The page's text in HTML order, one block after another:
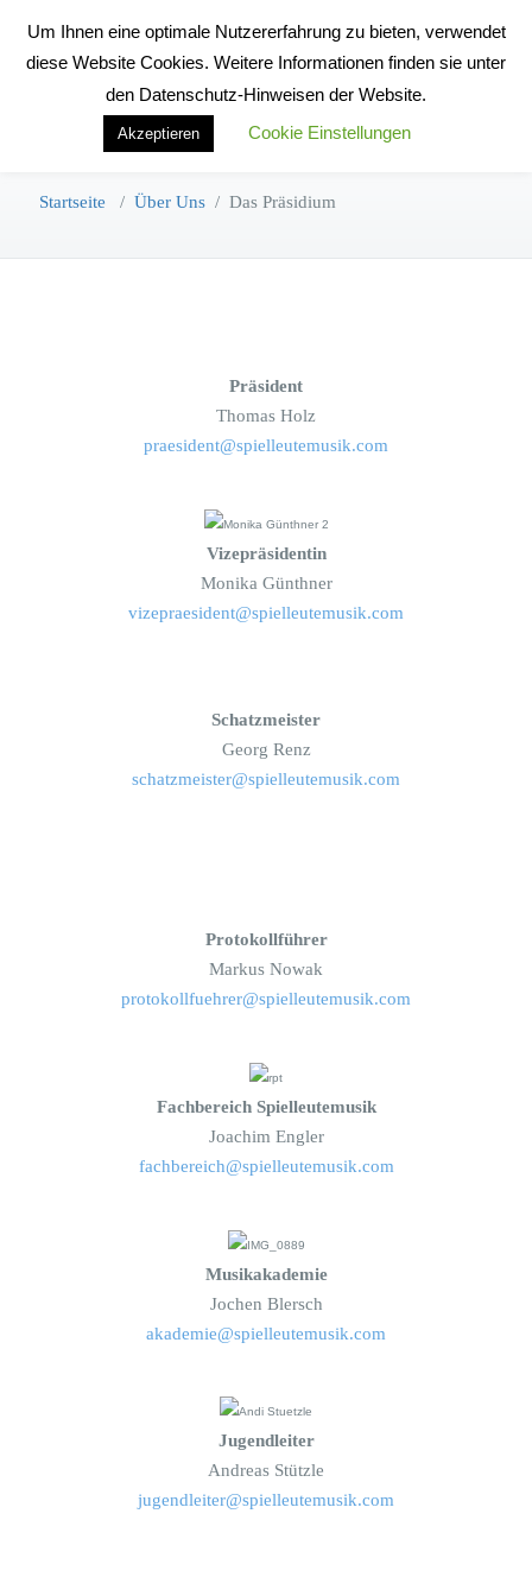
Das Präsidium
Startseite / Über Uns / Das Präsidium
Präsident
Thomas Holz
praesident@spielleutemusik.com
Vizepräsidentin
Monika Günthner
vizepraesident@spielleutemusik.com
Schatzmeister
Georg Renz
schatzmeister@spielleutemusik.com
Protokollführer
Markus Nowak
protokollfuehrer@spielleutemusik.com
Fachbereich Spielleutemusik
Joachim Engler
fachbereich@spielleutemusik.com
Musikakademie
Jochen Blersch
akademie@spielleutemusik.com
Jugendleiter
Andreas Stützle
jugendleiter@spielleutemusik.com
Um Ihnen eine optimale Nutzererfahrung zu bieten, verwendet
diese Website Cookies. Weitere Informationen finden sie unter
den Datenschutz-Hinweisen der Website.
Akzeptieren Cookie Einstellungen